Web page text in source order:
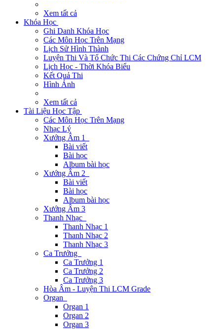
Xem tất cả
Khóa Học
Ghi Danh Khóa Học
Các Môn Học Trên Mạng
Lịch Sử Hình Thành
Luyện Thi Và Tổ Chức Thi Các Chứng Chỉ LCM
Lịch Học - Thời Khóa Biểu
Kết Quả Thi
Hình Ảnh
Xem tất cả
Tài Liệu Học Tập
Các Môn Học Trên Mạng
Nhạc Lý
Xướng Âm 1
Bài viết
Bài học
Album bài học
Xướng Âm 2
Bài viết
Bài học
Album bài học
Xướng Âm 3
Thanh Nhạc
Thanh Nhạc 1
Thanh Nhạc 2
Thanh Nhạc 3
Ca Trưởng
Ca Trưởng 1
Ca Trưởng 2
Ca Trưởng 3
Hòa Âm - Luyện Thi LCM Grade
Organ
Organ 1
Organ 2
Organ 3